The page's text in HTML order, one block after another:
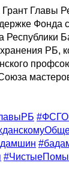
Главы
Фонда
Республики
РБ,